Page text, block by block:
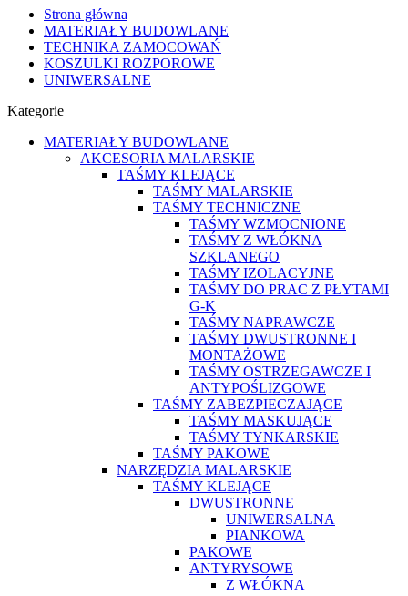
Strona główna
MATERIAŁY BUDOWLANE
TECHNIKA ZAMOCOWAŃ
KOSZULKI ROZPOROWE
UNIWERSALNE
Kategorie
MATERIAŁY BUDOWLANE
AKCESORIA MALARSKIE
TAŚMY KLEJĄCE
TAŚMY MALARSKIE
TAŚMY TECHNICZNE
TAŚMY WZMOCNIONE
TAŚMY Z WŁÓKNA
SZKLANEGO
TAŚMY IZOLACYJNE
TAŚMY DO PRAC Z PŁYTAMI
G-K
TAŚMY NAPRAWCZE
TAŚMY DWUSTRONNE I
MONTAŻOWE
TAŚMY OSTRZEGAWCZE I
ANTYPOŚLIZGOWE
TAŚMY ZABEZPIECZAJĄCE
TAŚMY MASKUJĄCE
TAŚMY TYNKARSKIE
TAŚMY PAKOWE
NARZĘDZIA MALARSKIE
TAŚMY KLEJĄCE
DWUSTRONNE
UNIWERSALNA
PIANKOWA
PAKOWE
ANTYRYSOWE
Z WŁÓKNA